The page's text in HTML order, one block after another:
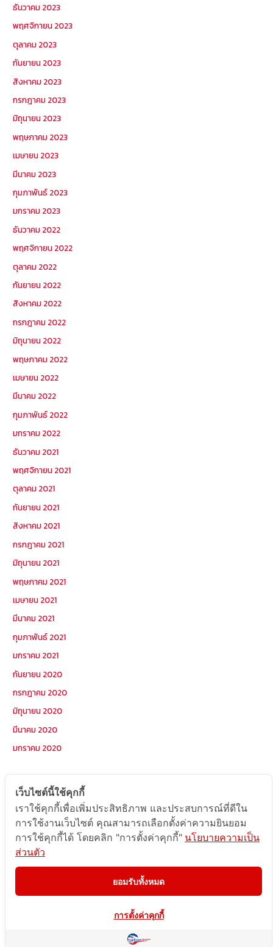
ธันวาคม 2023
พฤศจิกายน 2023
ตุลาคม 2023
กันยายน 2023
สิงหาคม 2023
กรกฎาคม 2023
มิถุนายน 2023
พฤษภาคม 2023
เมษายน 2023
มีนาคม 2023
กุมภาพันธ์ 2023
มกราคม 2023
ธันวาคม 2022
พฤศจิกายน 2022
ตุลาคม 2022
กันยายน 2022
สิงหาคม 2022
กรกฎาคม 2022
มิถุนายน 2022
พฤษภาคม 2022
เมษายน 2022
มีนาคม 2022
กุมภาพันธ์ 2022
มกราคม 2022
ธันวาคม 2021
พฤศจิกายน 2021
ตุลาคม 2021
กันยายน 2021
สิงหาคม 2021
กรกฎาคม 2021
มิถุนายน 2021
พฤษภาคม 2021
เมษายน 2021
มีนาคม 2021
กุมภาพันธ์ 2021
มกราคม 2021
กันยายน 2020
กรกฎาคม 2020
มิถุนายน 2020
มีนาคม 2020
มกราคม 2020
หมวดหมู่
Postcode
TOPKEYWORD
บริการรับส่งสินค้าไปกัมพูชา
ผลงานส่งสินค้าไปกัมพูชา
ส่งสินค้ากัมพูชา1Uncategorized
เว็บไซต์นี้ใช้คุกกี้
เราใช้คุกกี้เพื่อเพิ่มประสิทธิภาพ และประสบการณ์ที่ดีใน
การใช้งานเว็บไซต์ คุณสามารถเลือกตั้งค่าความยินยอม
การใช้คุกกี้ได้ โดยคลิก "การตั้งค่าคุกกี้" นโยบายความเป็น
ส่วนตัว
ยอมรับทั้งหมด
การตั้งค่าคุกกี้